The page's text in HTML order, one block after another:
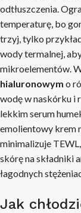
odtłuszczenia.
temperaturę, bo
trzyj, tylko
wody termalnej,
mikroelementów.
hialuronowym o
wodę w naskórku i
lekkim serum
emolientowy krem
minimalizuje
skórę na składniki
łagodnych
Jak